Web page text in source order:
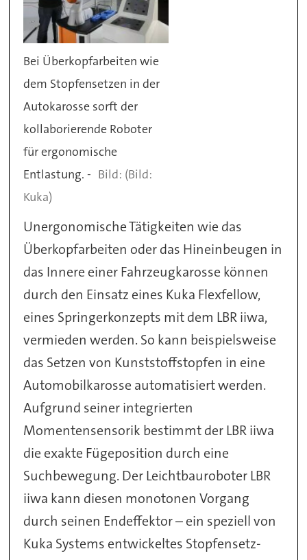
Bei Überkopfarbeiten wie
dem Stopfensetzen in der
Autokarosse sorft der
kollaborierende Roboter
für ergonomische
Entlastung. -
(Bild:
Kuka)
Unergonomische Tätigkeiten wie das
Überkopfarbeiten oder das Hineinbeugen in
das Innere einer Fahrzeugkarosse können
durch den Einsatz eines Kuka Flexfellow,
eines Springerkonzepts mit dem LBR iiwa,
vermieden werden. So kann beispielsweise
das Setzen von Kunststoffstopfen in eine
Automobilkarosse automatisiert werden.
Aufgrund seiner integrierten
Momentensensorik bestimmt der LBR iiwa
die exakte Fügeposition durch eine
Suchbewegung. Der Leichtbauroboter LBR
iiwa kann diesen monotonen Vorgang
durch seinen Endeffektor – ein speziell von
Kuka Systems entwickeltes Stopfensetz-